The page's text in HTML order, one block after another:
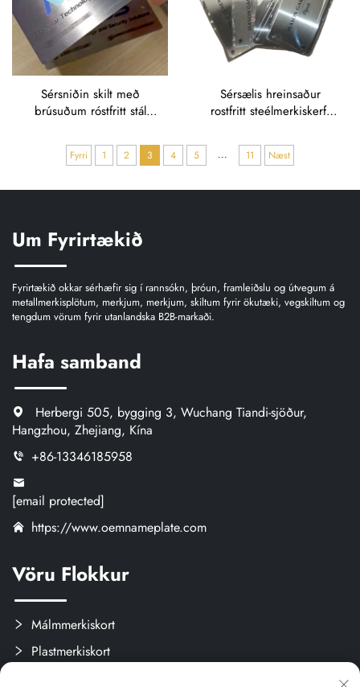
Sérsniðin skilt með
brúsuðum róstfritt stál
fyrir módulegra tækni og
öryggislausnir
Sérsælis hreinsaður
rostfritt steélmerkiskerfi
framleitt á samþykktum
(OEM) fyrir klæði og
Fyrri 1 2 3 4 5 ... 11 Næst
Um Fyrirtækið
Fyrirtækið okkar sérhæfir sig í rannsókn, þróun, framleiðslu og útvegum á
metallmerkisplötum, merkjum, merkjum, skiltum fyrir ökutæki, vegskiltum og
tengdum vörum fyrir utanlandska B2B-markaði.
Hafa samband
Herbergi 505, bygging 3, Wuchang Tiandi-sjöður,
Hangzhou, Zhejiang, Kína
+86-13346185958
[email protected]
https://www.oemnameplate.com
Vöru Flokkur
Málmmerkiskort
Plastmerkiskort